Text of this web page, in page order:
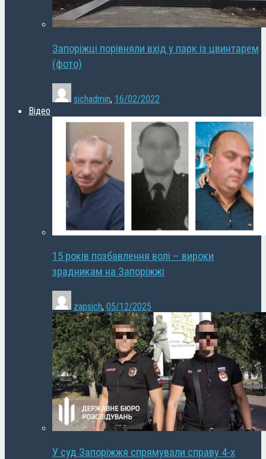
Запоріжці порівняли вхід у парк із цвинтарем
(фото)
sichadmin, 16/02/2022
Відео
15 років позбавлення волі – вироки
зрадникам на Запоріжжі
zapsich, 05/12/2025
У суд Запоріжжя спрямували справу 4-х